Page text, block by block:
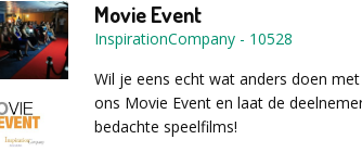
Omschrijving programma
Jullie worden ontvangen door de
teams gaan jullie de strijd met
muziek, film, reclame, luister en
uitdagende en hilarische spellen.
de hele avond aan tafel zitten met
Movie Event
InspirationCompany - 10528
Wil je eens echt wat anders doen
ons Movie Event en laat de
bedachte speelfilms!